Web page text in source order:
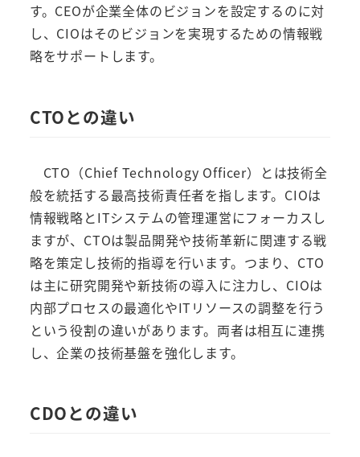
す。CEOが企業全体のビジョンを設定するのに対
し、CIOはそのビジョンを実現するための情報戦
略をサポートします。
CTOとの違い
CTO（Chief Technology Officer）とは技術全
般を統括する最高技術責任者を指します。CIOは
情報戦略とITシステムの管理運営にフォーカスし
ますが、CTOは製品開発や技術革新に関連する戦
略を策定し技術的指導を行います。つまり、CTO
は主に研究開発や新技術の導入に注力し、CIOは
内部プロセスの最適化やITリソースの調整を行う
という役割の違いがあります。両者は相互に連携
し、企業の技術基盤を強化します。
CDOとの違い